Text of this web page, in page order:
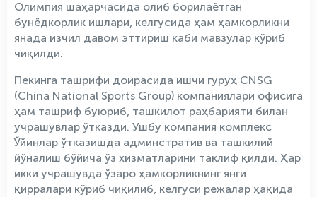
Олимпия шаҳарчасида олиб борилаётган
бунёдкорлик ишлари, келгусида ҳам ҳамкорликни
янада изчил давом эттириш каби мавзулар кўриб
чиқилди.
Пекинга ташрифи доирасида ишчи гуруҳ CNSG
(China National Sports Group) компаниялари офисига
ҳам ташриф буюриб, ташкилот раҳбарияти билан
учрашувлар ўтказди. Ушбу компания комплекс
Ўйинлар ўтказишда админстратив ва ташкилий
йўналиш бўйича ўз хизматларини таклиф қилди. Ҳар
икки учрашувда ўзаро ҳамкорликнинг янги
қирралари кўриб чиқилиб, келгуси режалар ҳақида